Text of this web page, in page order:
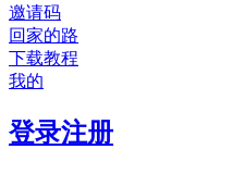
邀请码
回家的路
下载教程
我的
登录注册